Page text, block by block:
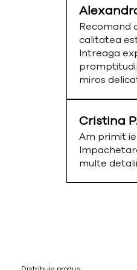
Recomand
calitatea
Intreaga
miros
Cristina P.
Am primit
multe